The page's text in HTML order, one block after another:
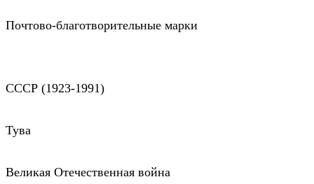
Почтово-благотворительные марки
СССР (1923-1991)
Тува
Великая Отечественная война